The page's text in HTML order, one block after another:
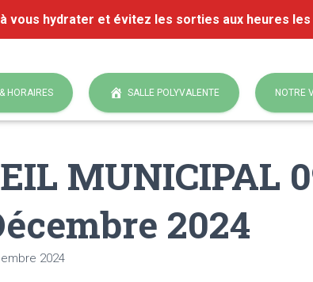
vous hydrater et évitez les sorties aux heures les
HORAIRES SALLE POLYVALENTE NOTRE
MUNICIPAL
2024
2024